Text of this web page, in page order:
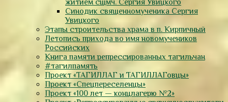
житием сщмч. Сергия Увицкого
Синодик священномученика Сергия
Увицкого
Этапы строительства храма в п. Кирпичный
Летопись прихода во имя новомучеников
Российских
Книга памяти репрессированных тагильчан
#тагилпамять
Проект «ТАГИЛЛАГ и ТАГИЛЛАГовцы»
Проект «Спецпереселенцы»
Проект «100 лет — концлагерю №2»